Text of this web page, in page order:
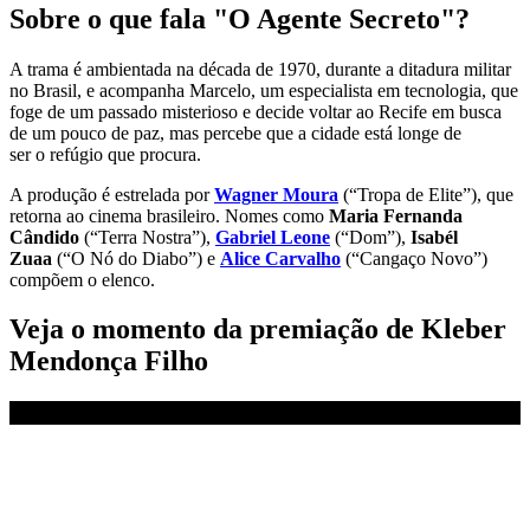
Sobre o que fala "O Agente Secreto"?
A trama é ambientada na década de 1970, durante a ditadura militar
no Brasil, e acompanha Marcelo, um especialista em tecnologia, que
foge de um passado misterioso e decide voltar ao Recife em busca
de um pouco de paz, mas percebe que a cidade está longe de
sero refúgio que procura.
A produção é estrelada porWagner Moura (“Tropa de Elite”), que
retorna ao cinema brasileiro. Nomes como Maria Fernanda
Cândido (“Terra Nostra”), Gabriel Leone (“Dom”), Isabél
Zuaa (“O Nó do Diabo”) e Alice Carvalho (“Cangaço Novo”)
compõem o elenco.
Veja o momento da premiação de Kleber
Mendonça Filho